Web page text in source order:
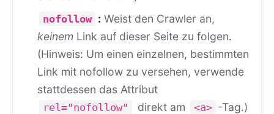
nofollow : Weist den Crawler an,
keinem Link auf dieser Seite zu folgen.
(Hinweis: Um einen einzelnen, bestimmten
Link mit nofollow zu versehen, verwende
stattdessen das Attribut
rel="nofollow" direkt am <a> -Tag.)